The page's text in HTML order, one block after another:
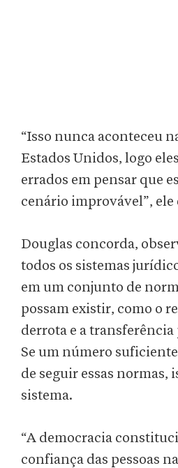
“Isso nunca aconteceu
Estados Unidos, logo
errados em pensar que
cenário improvável”, ele
Douglas concorda,
todos os sistemas
em um conjunto de
possam existir, como o
derrota e a
Se um número
de seguir essas normas,
sistema.
“A democracia
confiança das pessoas